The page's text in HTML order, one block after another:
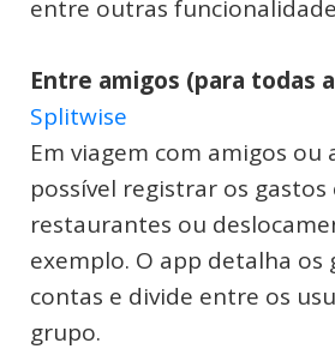
entre outras
Entre amigos (para todas
Splitwise
Em viagem com amigos ou
possível registrar os gastos
restaurantes ou
exemplo. O app detalha os
contas e divide entre os
grupo.